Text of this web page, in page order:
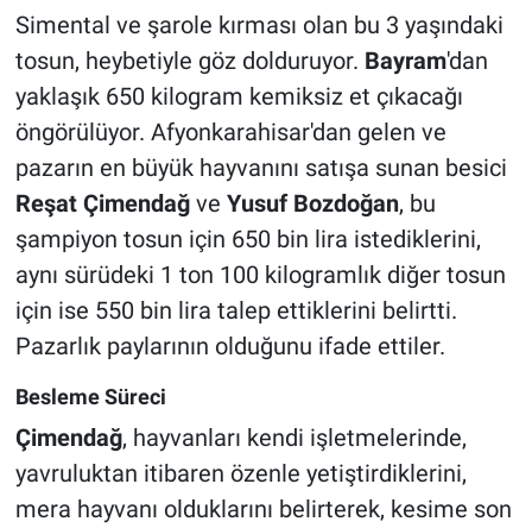
Simental ve şarole kırması olan bu 3 yaşındaki
tosun, heybetiyle göz dolduruyor. Bayram'dan
yaklaşık 650 kilogram kemiksiz et çıkacağı
öngörülüyor. Afyonkarahisar'dan gelen ve
pazarın en büyük hayvanını satışa sunan besici
Reşat Çimendağve Yusuf Bozdoğan, bu
şampiyon tosun için 650 bin lira istediklerini,
aynı sürüdeki 1 ton 100 kilogramlık diğer tosun
için ise 550 bin lira talep ettiklerini belirtti.
Pazarlık paylarının olduğunu ifade ettiler.
Besleme Süreci
Çimendağ, hayvanları kendi işletmelerinde,
yavruluktan itibaren özenle yetiştirdiklerini,
mera hayvanı olduklarını belirterek, kesime son